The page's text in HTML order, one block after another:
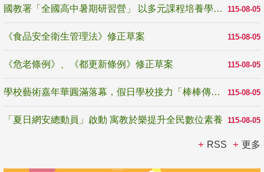
115-08-05
國教署「全國高中暑期研習營」 以多元課程培養學生瞭解誠信專業與倫理價值
115-08-05
《食品安全衛生管理法》修正草案
115-08-05
《危老條例》、《都更新條例》修正草案
115-08-05
學校藝術嘉年華圓滿落幕，假日學校接力「棒棒傳美感」
115-08-05
「夏日網安總動員」啟動 寓教於樂提升全民數位素養
RSS 更多